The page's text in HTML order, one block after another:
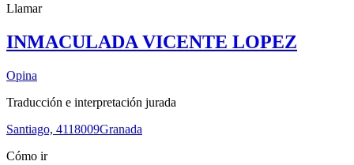
Llamar
INMACULADA VICENTE LOPEZ
Opina
Traducción e interpretación jurada
Santiago, 4118009Granada
Cómo ir